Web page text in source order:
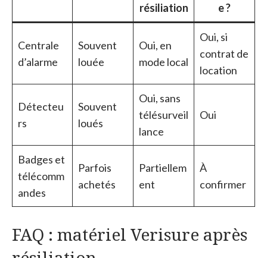
résiliation
e ?
Centrale
d’alarme
Souvent
louée
Oui, en
mode local
Oui, si
contrat de
location
Détecteu
rs
Souvent
loués
Oui, sans
télésurveil
lance
Oui
Badges et
télécomm
andes
Parfois
achetés
Partiellem
ent
À
confirmer
FAQ : matériel Verisure après